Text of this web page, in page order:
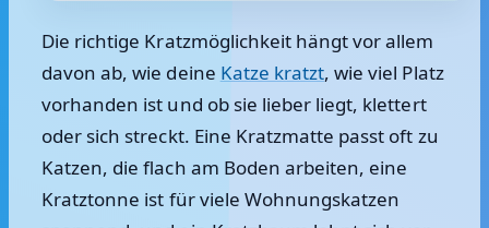
Die richtige Kratzmöglichkeit hängt vor allem
davon ab, wie deine Katze kratzt, wie viel Platz
vorhanden ist und ob sie lieber liegt, klettert
oder sich streckt. Eine Kratzmatte passt oft zu
Katzen, die flach am Boden arbeiten, eine
Kratztonne ist für viele Wohnungskatzen